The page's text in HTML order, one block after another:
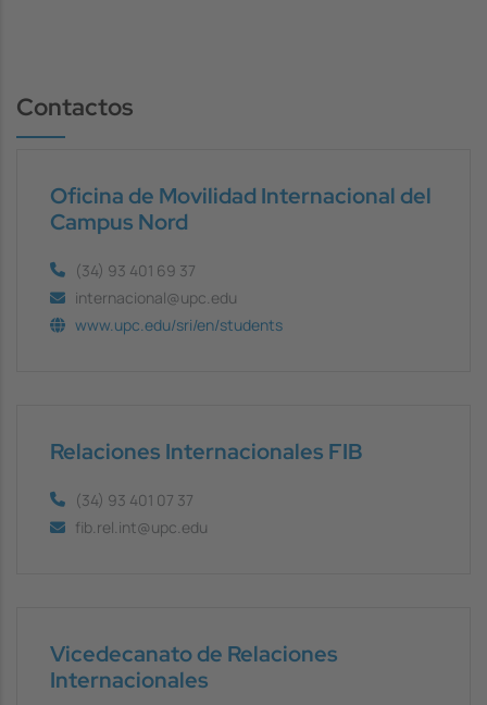
Contactos
Oficina de Movilidad Internacional del
Campus Nord
(34) 93 401 69 37
internacional@upc.edu
www.upc.edu/sri/en/students
Relaciones Internacionales FIB
(34) 93 401 07 37
fib.rel.int@upc.edu
Vicedecanato de Relaciones
Internacionales